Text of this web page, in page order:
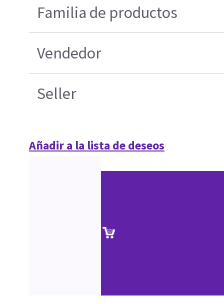
Familia de productos
Vendedor
Seller
Añadir a la lista de deseos